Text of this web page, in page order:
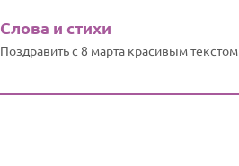
Слова и стихи
Поздравить с 8 марта красивым текстом